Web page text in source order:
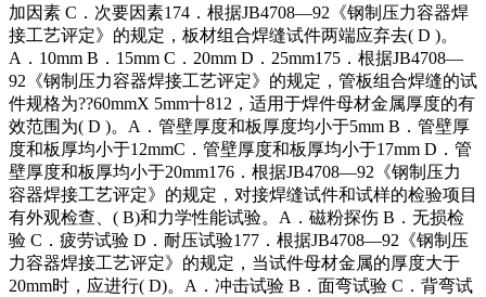
加因素 C．次要因素174．根据JB4708—92《钢制压力容器焊
接工艺评定》的规定，板材组合焊缝试件两端应弃去( D )。
A．10mm B．15mm C．20mm D．25mm175．根据JB4708—
92《钢制压力容器焊接工艺评定》的规定，管板组合焊缝的试
件规格为??60mmX 5mm十812，适用于焊件母材金属厚度的有
效范围为( D )。A．管壁厚度和板厚度均小于5mm B．管壁厚
度和板厚均小于12mmC．管壁厚度和板厚均小于17mm D．管
壁厚度和板厚均小于20mm176．根据JB4708—92《钢制压力
容器焊接工艺评定》的规定，对接焊缝试件和试样的检验项目
有外观检查、( B)和力学性能试验。A．磁粉探伤 B．无损检
验 C．疲劳试验 D．耐压试验177．根据JB4708—92《钢制压
力容器焊接工艺评定》的规定，当试件母材金属的厚度大于
20mm时，应进行( D)。A．冲击试验 B．面弯试验 C．背弯试